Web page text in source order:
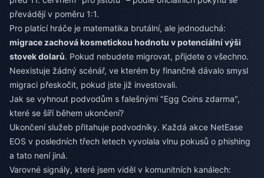
převádějí v poměru 1:1.
Pro platící hráče je matematika brutální, ale jednoduchá:
migrace zachová kosmetickou hodnotu v potenciální výši
stovek dolarů. Pokud nebudete migrovat, přijdete o všechno.
Neexistuje žádný scénář, ve kterém by finančně dávalo smysl
migraci přeskočit, pokud jste již investovali.
Jak se vyhnout podvodům s falešnými "Egg Coins zdarma",
které se šíří během ukončení?
Ukončení služeb přitahuje podvodníky. Každá akce NetEase
EOS v posledních třech letech vyvolala vlnu pokusů o phishing
a tato není jiná.
Varovné signály, které jsem viděl v komunitních kanálech: